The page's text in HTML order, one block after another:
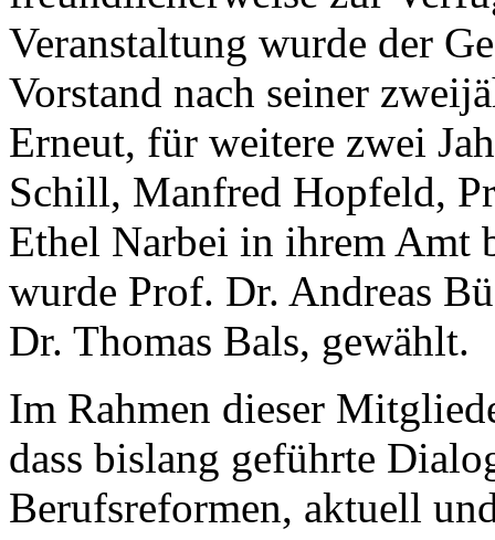
Veranstaltung wurde der
Vorstand nach seiner
Erneut, für weitere zwei
Schill, Manfred Hopfeld,
Ethel Narbei in ihrem Amt
wurde Prof. Dr. Andreas
Dr. Thomas Bals, gewählt.
Im Rahmen dieser
dass bislang geführte
Berufsreformen, aktuell